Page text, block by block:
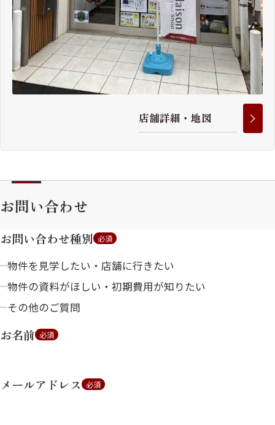
店舗詳細 ・地図
お問い合わせ
お問い合わせ種別 必須
物件を見学したい・店舗に行きたい
物件の資料がほしい・初期費用が知りたい
その他のご質問
お名前 必須
メールアドレス 必須